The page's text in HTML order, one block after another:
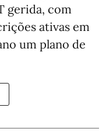
gerida, com
ativas em
um plano de